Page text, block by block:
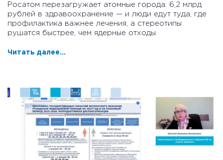
Росатом перезагружает атомные города: 6,2 млрд
рублей в здравоохранение — и люди едут туда, где
профилактика важнее лечения, а стереотипы
рушатся быстрее, чем ядерные отходы.
Читать далее...